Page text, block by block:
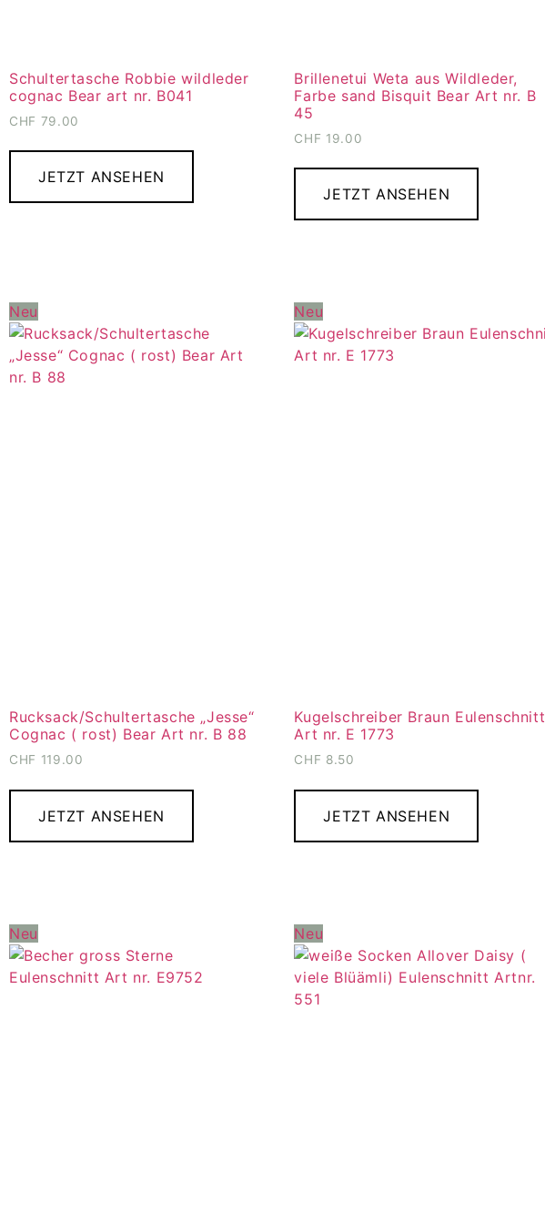
Schultertasche Robbie wildleder
cognac Bear art nr. B041
CHF 79.00
JETZT ANSEHEN
Brillenetui Weta aus Wildleder,
Farbe sand Bisquit Bear Art nr. B
45
CHF 19.00
JETZT ANSEHEN
Neu
Rucksack/Schultertasche „Jesse“
Cognac ( rost) Bear Art nr. B 88
CHF 119.00
JETZT ANSEHEN
Neu
Kugelschreiber Braun Eulenschnitt
Art nr. E 1773
CHF 8.50
JETZT ANSEHEN
Neu Neu